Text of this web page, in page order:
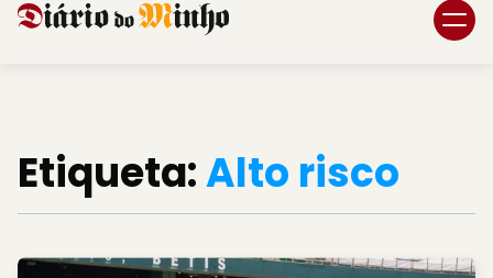
Etiqueta:Alto risco